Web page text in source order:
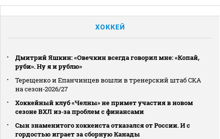
ХОККЕЙ
Дмитрий Яшкин: «Овечкин всегда говорил мне: «Копай,
руби». Ну я и рублю»
Терещенко и Епанчинцев вошли в тренерский штаб СКА
на сезон‑2026/27
Хоккейный клуб «Челны» не примет участия в новом
сезоне ВХЛ из‑за проблем с финансами
Сын знаменитого хоккеиста отказался от России. И с
гордостью играет за сборную Канады